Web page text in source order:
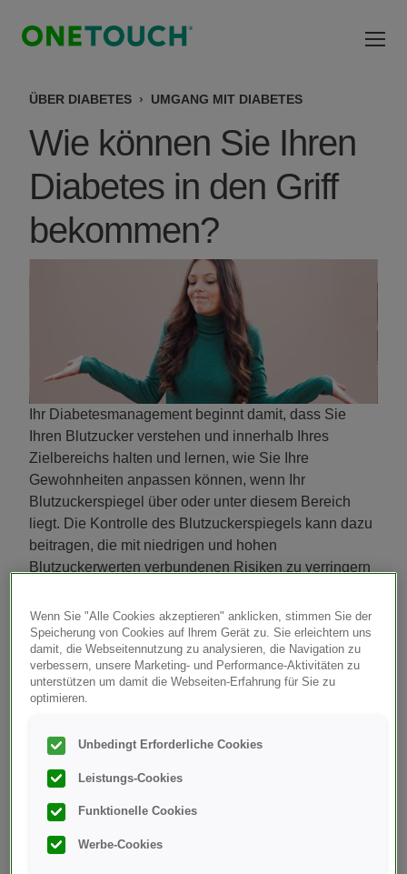
ÜBER DIABETES UMGANG MIT DIABETES
Wie können Sie Ihren
Diabetes in den Griff
bekommen?
Ihr Diabetesmanagement beginnt damit, dass Sie
Ihren Blutzucker verstehen und innerhalb Ihres
Zielbereichs halten und lernen, wie Sie Ihre
Gewohnheiten anpassen können, wenn Ihr
Blutzuckerspiegel über oder unter diesem Bereich
liegt. Die Kontrolle des Blutzuckerspiegels kann dazu
beitragen, die mit niedrigen und hohen
Blutzuckerwerten verbundenen Risiken zu verringern
verlangsamen oder möglicherweise zu verhindern.
Hier sind 5 Tipps, die Ihnen helfen,
Ihren Diabetes in den Griff zu
bekommen:
Diabetes.
empfohlen.
Wenn Sie "Alle Cookies akzeptieren" anklicken, stimmen Sie der
Speicherung von Cookies auf lhrem Gerät zu. Sie erleichtern uns
damit, die Webseitennutzung zu analysieren, die Navigation zu
verbessern, unsere Marketing- und Performance-Aktivitäten zu
unterstützen um damit die Webseiten-Erfahrung für Sie zu
optimieren.
Unbedingt Erforderliche Cookies
Leistungs-Cookies
Funktionelle Cookies
Werbe-Cookies